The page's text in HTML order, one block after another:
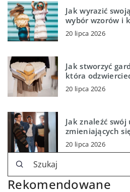
Jak wyrazić
wybór wzorów i
20 lipca 2026
Jak stworzyć
która
20 lipca 2026
Jak znaleźć
zmieniających
20 lipca 2026
Rekomendowane